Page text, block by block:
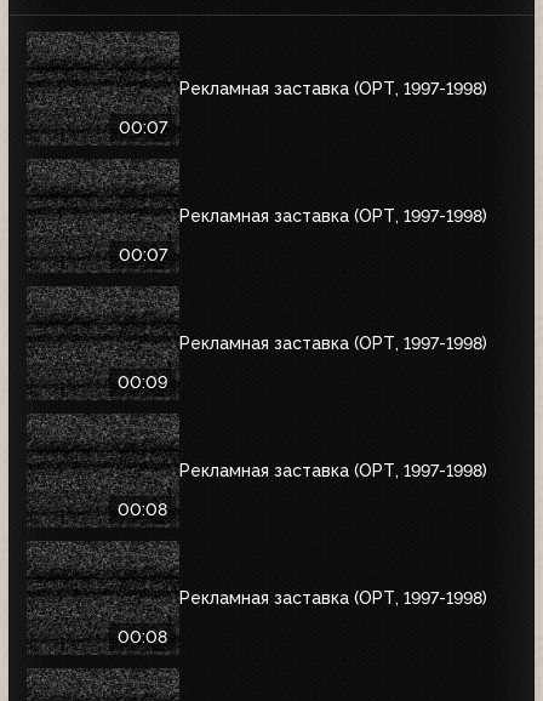
00:07
Рекламная заставка (ОРТ, 1997-1998)
00:07
Рекламная заставка (ОРТ, 1997-1998)
00:09
Рекламная заставка (ОРТ, 1997-1998)
00:08
Рекламная заставка (ОРТ, 1997-1998)
00:08
Рекламная заставка (ОРТ, 1997-1998)